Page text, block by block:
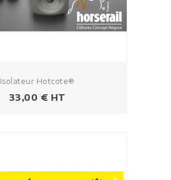
Isolateur Hotcote®
Prix
33,00 € HT